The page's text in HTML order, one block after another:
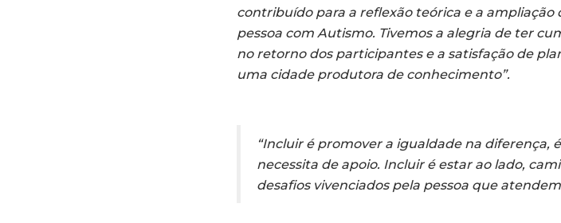
contribuído para a reflexão teórica e a
pessoa com Autismo. Tivemos a alegria de ter
no retorno dos participantes e a satisfação de
uma cidade produtora de conhecimento”.
“Incluir é promover a igualdade na diferença,
necessita de apoio. Incluir é estar ao lado,
desafios vivenciados pela pessoa que